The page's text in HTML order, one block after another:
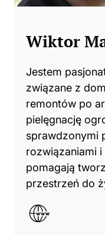
Wiktor
Jestem
remontów po
pielęgnację
sprawdzonymi
rozwiązaniami
pomagają
przestrzeń do